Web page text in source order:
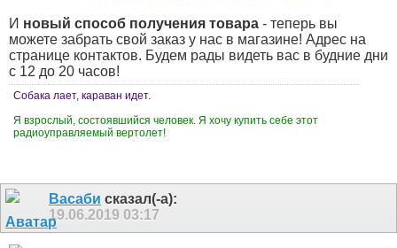
И новый способ получения товара - теперь вы
можете забрать свой заказ у нас в магазине! Адрес на
странице контактов. Будем рады видеть вас в будние дни
с 12 до 20 часов!
Собака лает, караван идет.
Я взрослый, состоявшийся человек. Я хочу купить себе этот
радиоуправляемый вертолет!
Васаби сказал(-а):
19.06.2019 03:17